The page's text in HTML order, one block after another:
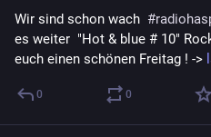
Wir sind schon wach #
es weiter  "Hot & blue # 10"
euch einen schönen Freitag ! ->
0 0